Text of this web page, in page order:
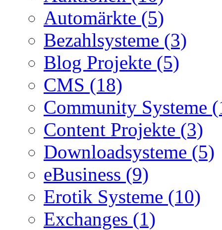
Automärkte (5)
Bezahlsysteme (3)
Blog Projekte (5)
CMS (18)
Community Systeme
Content Projekte (3)
Downloadsysteme (5)
eBusiness (9)
Erotik Systeme (10)
Exchanges (1)